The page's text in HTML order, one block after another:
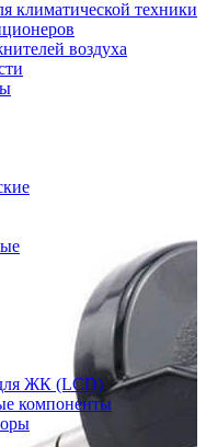
климатической техники
воздуха
ЖК (LCD)
компоненты